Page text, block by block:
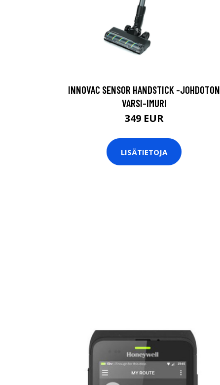
INNOVAC SENSOR HANDSTICK -JOHDOTON
VARSI-IMURI
349 EUR
LISÄTIETOJA